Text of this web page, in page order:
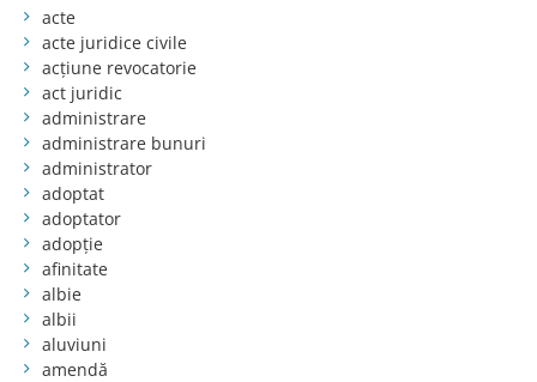
acte
acte juridice civile
acțiune revocatorie
act juridic
administrare
administrare bunuri
administrator
adoptat
adoptator
adopție
afinitate
albie
albii
aluviuni
amendă